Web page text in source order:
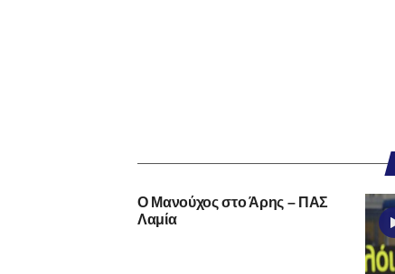
Ο Μανούχος στο Άρης – ΠΑΣ
Λαμία